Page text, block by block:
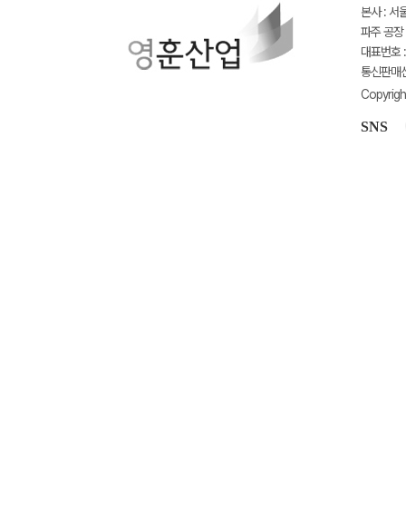
본사 : 서
파주 공
대표번
통신판
SNS